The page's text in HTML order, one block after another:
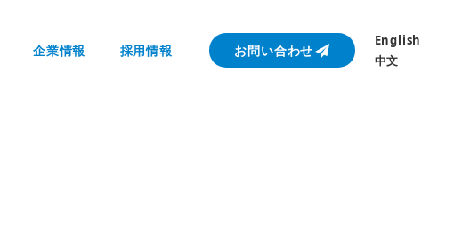
企業情報 採用情報 お問い合わせ
English
中文